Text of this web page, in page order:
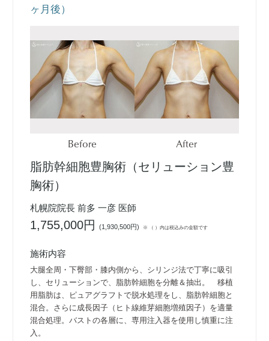
ヶ月後）
Before After
脂肪幹細胞豊胸術（セリューション豊
胸術）
札幌院院長 前多 一彦 医師
1,755,000円(1,930,500円) ※ （ ）内は税込みの金額です
施術内容
大腿全周・下臀部・膝内側から、シリンジ法で丁寧に吸引
し、セリューションで、脂肪幹細胞を分離＆抽出。 移植
用脂肪は、ピュアグラフトで脱水処理をし、脂肪幹細胞と
混合。さらに成長因子（ヒト線維芽細胞増殖因子）を適量
混合処理。バストの各層に、専用注入器を使用し慎重に注
入。